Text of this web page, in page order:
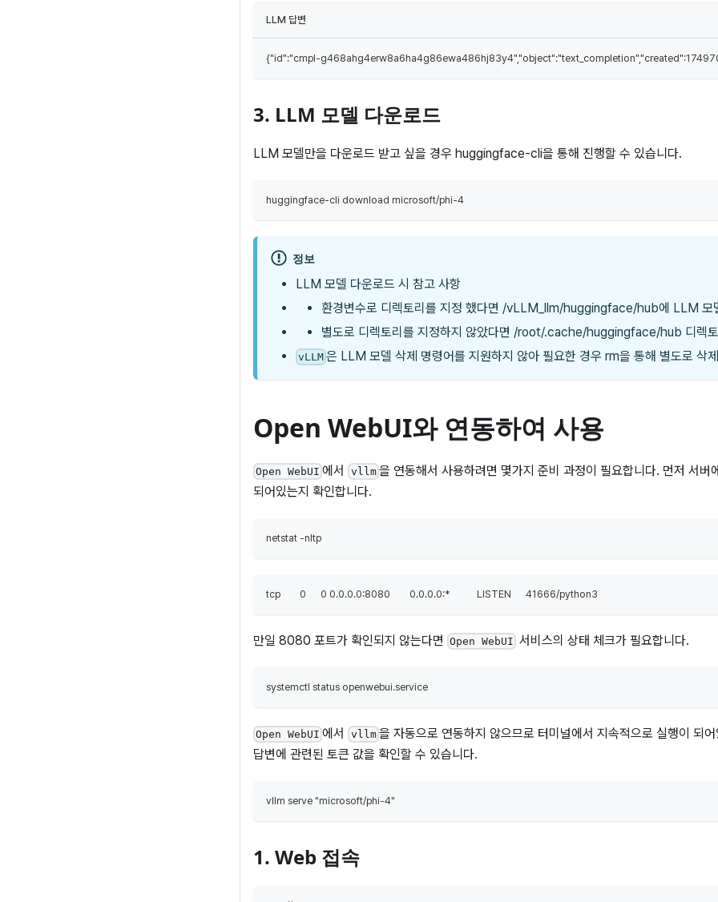
LLM 답변
{"id":"cmpl-
3. LLM 모델 다운로드
LLM 모델만을 다운로드 받고 싶을 경우 huggingface-cli을 통해 진행할 수 있습니다.
huggingface-cli download microsoft/phi-4
정보
LLM 모델 다운로드 시 참고 사항
환경변수로 디렉토리를 지정 했다면 /vLLM_llm/huggingface/hub에 LLM 모
별도로 디렉토리를 지정하지 않았다면 /root/.cache/huggingface/hub 디렉
vLLM 은 LLM 모델 삭제 명령어를 지원하지 않아 필요한 경우 rm을 통해 별도로 삭
Open WebUI와 연동하여 사용
Open WebUI 에서 vllm 을 연동해서 사용하려면 몇가지 준비 과정이 필요합니다. 먼저 서
되어있는지 확인합니다.
netstat -nltp
tcp        0      0 0.0.0.0:8080        0.0.0.0:*           LISTEN      41666/python3
만일 8080 포트가 확인되지 않는다면 Open WebUI 서비스의 상태 체크가 필요합니다.
systemctl status openwebui.service
Open WebUI 에서 vllm 을 자동으로 연동하지 않으므로 터미널에서 지속적으로 실행이 되
답변에 관련된 토큰 값을 확인할 수 있습니다.
vllm serve "microsoft/phi-4"
1. Web 접속